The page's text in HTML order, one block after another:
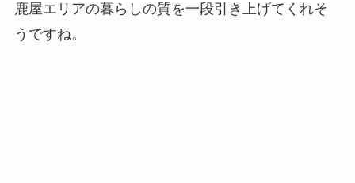
鹿屋エリアの暮らしの質を一段引き上げてくれそ
うですね。